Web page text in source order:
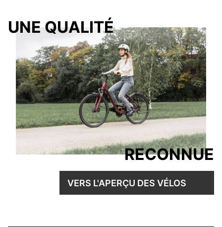
UNE QUALITÉ
RECONNUE
VERS L'APERÇU DES VÉLOS